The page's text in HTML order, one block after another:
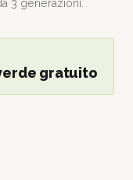
3 generazioni.
gratuito